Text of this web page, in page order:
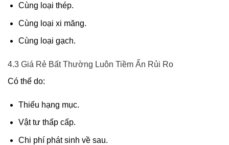
Cùng loại thép.
Cùng loại xi măng.
Cùng loại gạch.
4.3 Giá Rẻ Bất Thường Luôn Tiềm Ẩn Rủi Ro
Có thể do:
Thiếu hạng mục.
Vật tư thấp cấp.
Chi phí phát sinh về sau.